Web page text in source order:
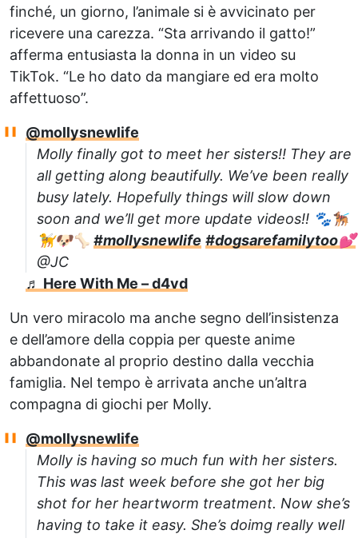
finché, un giorno, l’animale si è avvicinato per
ricevere una carezza. “Sta arrivando il gatto!”
afferma entusiasta la donna in un video su
TikTok. “Le ho dato da mangiare ed era molto
affettuoso”.
@mollysnewlife
Molly finally got to meet her sisters!! They are
all getting along beautifully. We’ve been really
busy lately. Hopefully things will slow down
soon and we’ll get more update videos!! 🐾🐕‍🦺
🦮🐶🦴 #mollysnewlife #dogsarefamilytoo💕
@JC
♬ Here With Me – d4vd
Un vero miracolo ma anche segno dell’insistenza
e dell’amore della coppia per queste anime
abbandonate al proprio destino dalla vecchia
famiglia. Nel tempo è arrivata anche un’altra
compagna di giochi per Molly.
@mollysnewlife
Molly is having so much fun with her sisters.
This was last week before she got her big
shot for her heartworm treatment. Now she’s
having to take it easy. She’s doimg really well